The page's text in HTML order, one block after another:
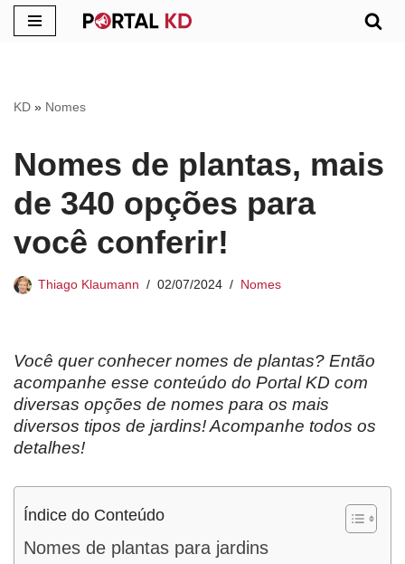
conteúdo
KD » Nomes
Nomes de plantas, mais
de 340 opções para
você conferir!
Thiago Klaumann 02/07/2024 Nomes
Você quer conhecer nomes de plantas? Então
acompanhe esse conteúdo do Portal KD com
diversas opções de nomes para os mais
diversos tipos de jardins! Acompanhe todos os
detalhes!
Índice do Conteúdo
Nomes de plantas para jardins